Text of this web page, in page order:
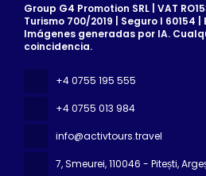
Group G4 Promotion SRL | VAT
Turismo 700/2019 | Seguro I 60154 |
Imágenes generadas por IA.
coincidencia.
+4 0755 195 555
+4 0755 013 984
info@activtours.travel
7, Smeurei, 110046 - Pitești,